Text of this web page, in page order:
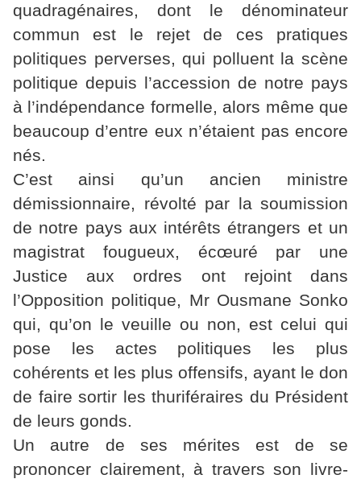
quadragénaires, dont le dénominateur
commun est le rejet de ces pratiques
politiques perverses, qui polluent la scène
politique depuis l’accession de notre pays
à l’indépendance formelle, alors même que
beaucoup d’entre eux n’étaient pas encore
nés.
C’est ainsi qu’un ancien ministre
démissionnaire, révolté par la soumission
de notre pays aux intérêts étrangers et un
magistrat fougueux, écœuré par une
Justice aux ordres ont rejoint dans
l’Opposition politique, Mr Ousmane Sonko
qui, qu’on le veuille ou non, est celui qui
pose les actes politiques les plus
cohérents et les plus offensifs, ayant le don
de faire sortir les thuriféraires du Président
de leurs gonds.
Un autre de ses mérites est de se
prononcer clairement, à travers son livre-